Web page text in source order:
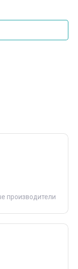
производители